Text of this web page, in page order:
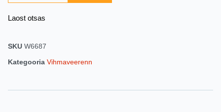
Laost otsas
SKU W6687
Kategooria Vihmaveerenn